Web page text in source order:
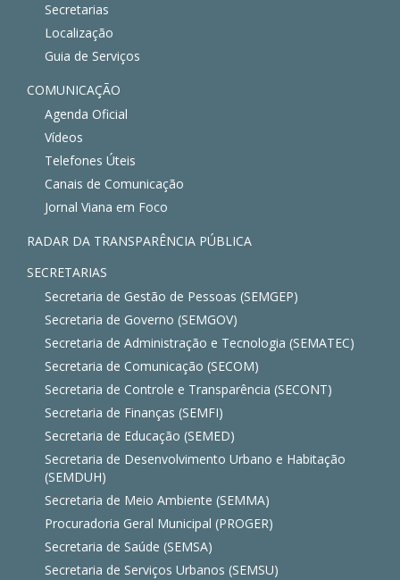
Secretarias
Localização
Guia de Serviços
COMUNICAÇÃO
Agenda Oficial
Vídeos
Telefones Úteis
Canais de Comunicação
Jornal Viana em Foco
RADAR DA TRANSPARÊNCIA PÚBLICA
SECRETARIAS
Secretaria de Gestão de Pessoas (SEMGEP)
Secretaria de Governo (SEMGOV)
Secretaria de Administração e Tecnologia (SEMATEC)
Secretaria de Comunicação (SECOM)
Secretaria de Controle e Transparência (SECONT)
Secretaria de Finanças (SEMFI)
Secretaria de Educação (SEMED)
Secretaria de Desenvolvimento Urbano e Habitação
(SEMDUH)
Secretaria de Meio Ambiente (SEMMA)
Procuradoria Geral Municipal (PROGER)
Secretaria de Saúde (SEMSA)
Secretaria de Serviços Urbanos (SEMSU)